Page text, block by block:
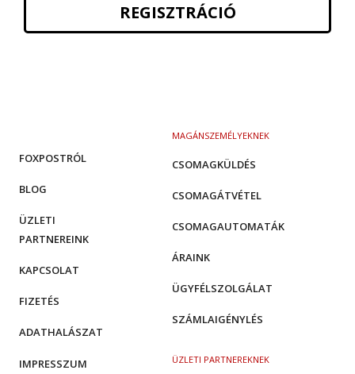
REGISZTRÁCIÓ
MAGÁNSZEMÉLYEKNEK
CSOMAGKÜLDÉS
CSOMAGÁTVÉTEL
CSOMAGAUTOMATÁK
ÁRAINK
ÜGYFÉLSZOLGÁLAT
SZÁMLAIGÉNYLÉS
ÜZLETI PARTNEREKNEK
FOXPOSTRÓL
BLOG
ÜZLETI
PARTNEREINK
KAPCSOLAT
FIZETÉS
ADATHALÁSZAT
IMPRESSZUM